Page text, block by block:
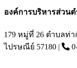
องค์การบริหารส่วน
179 หมู่ที่ 26 ตำบลท่
ไปรษณีย์ 57180 |